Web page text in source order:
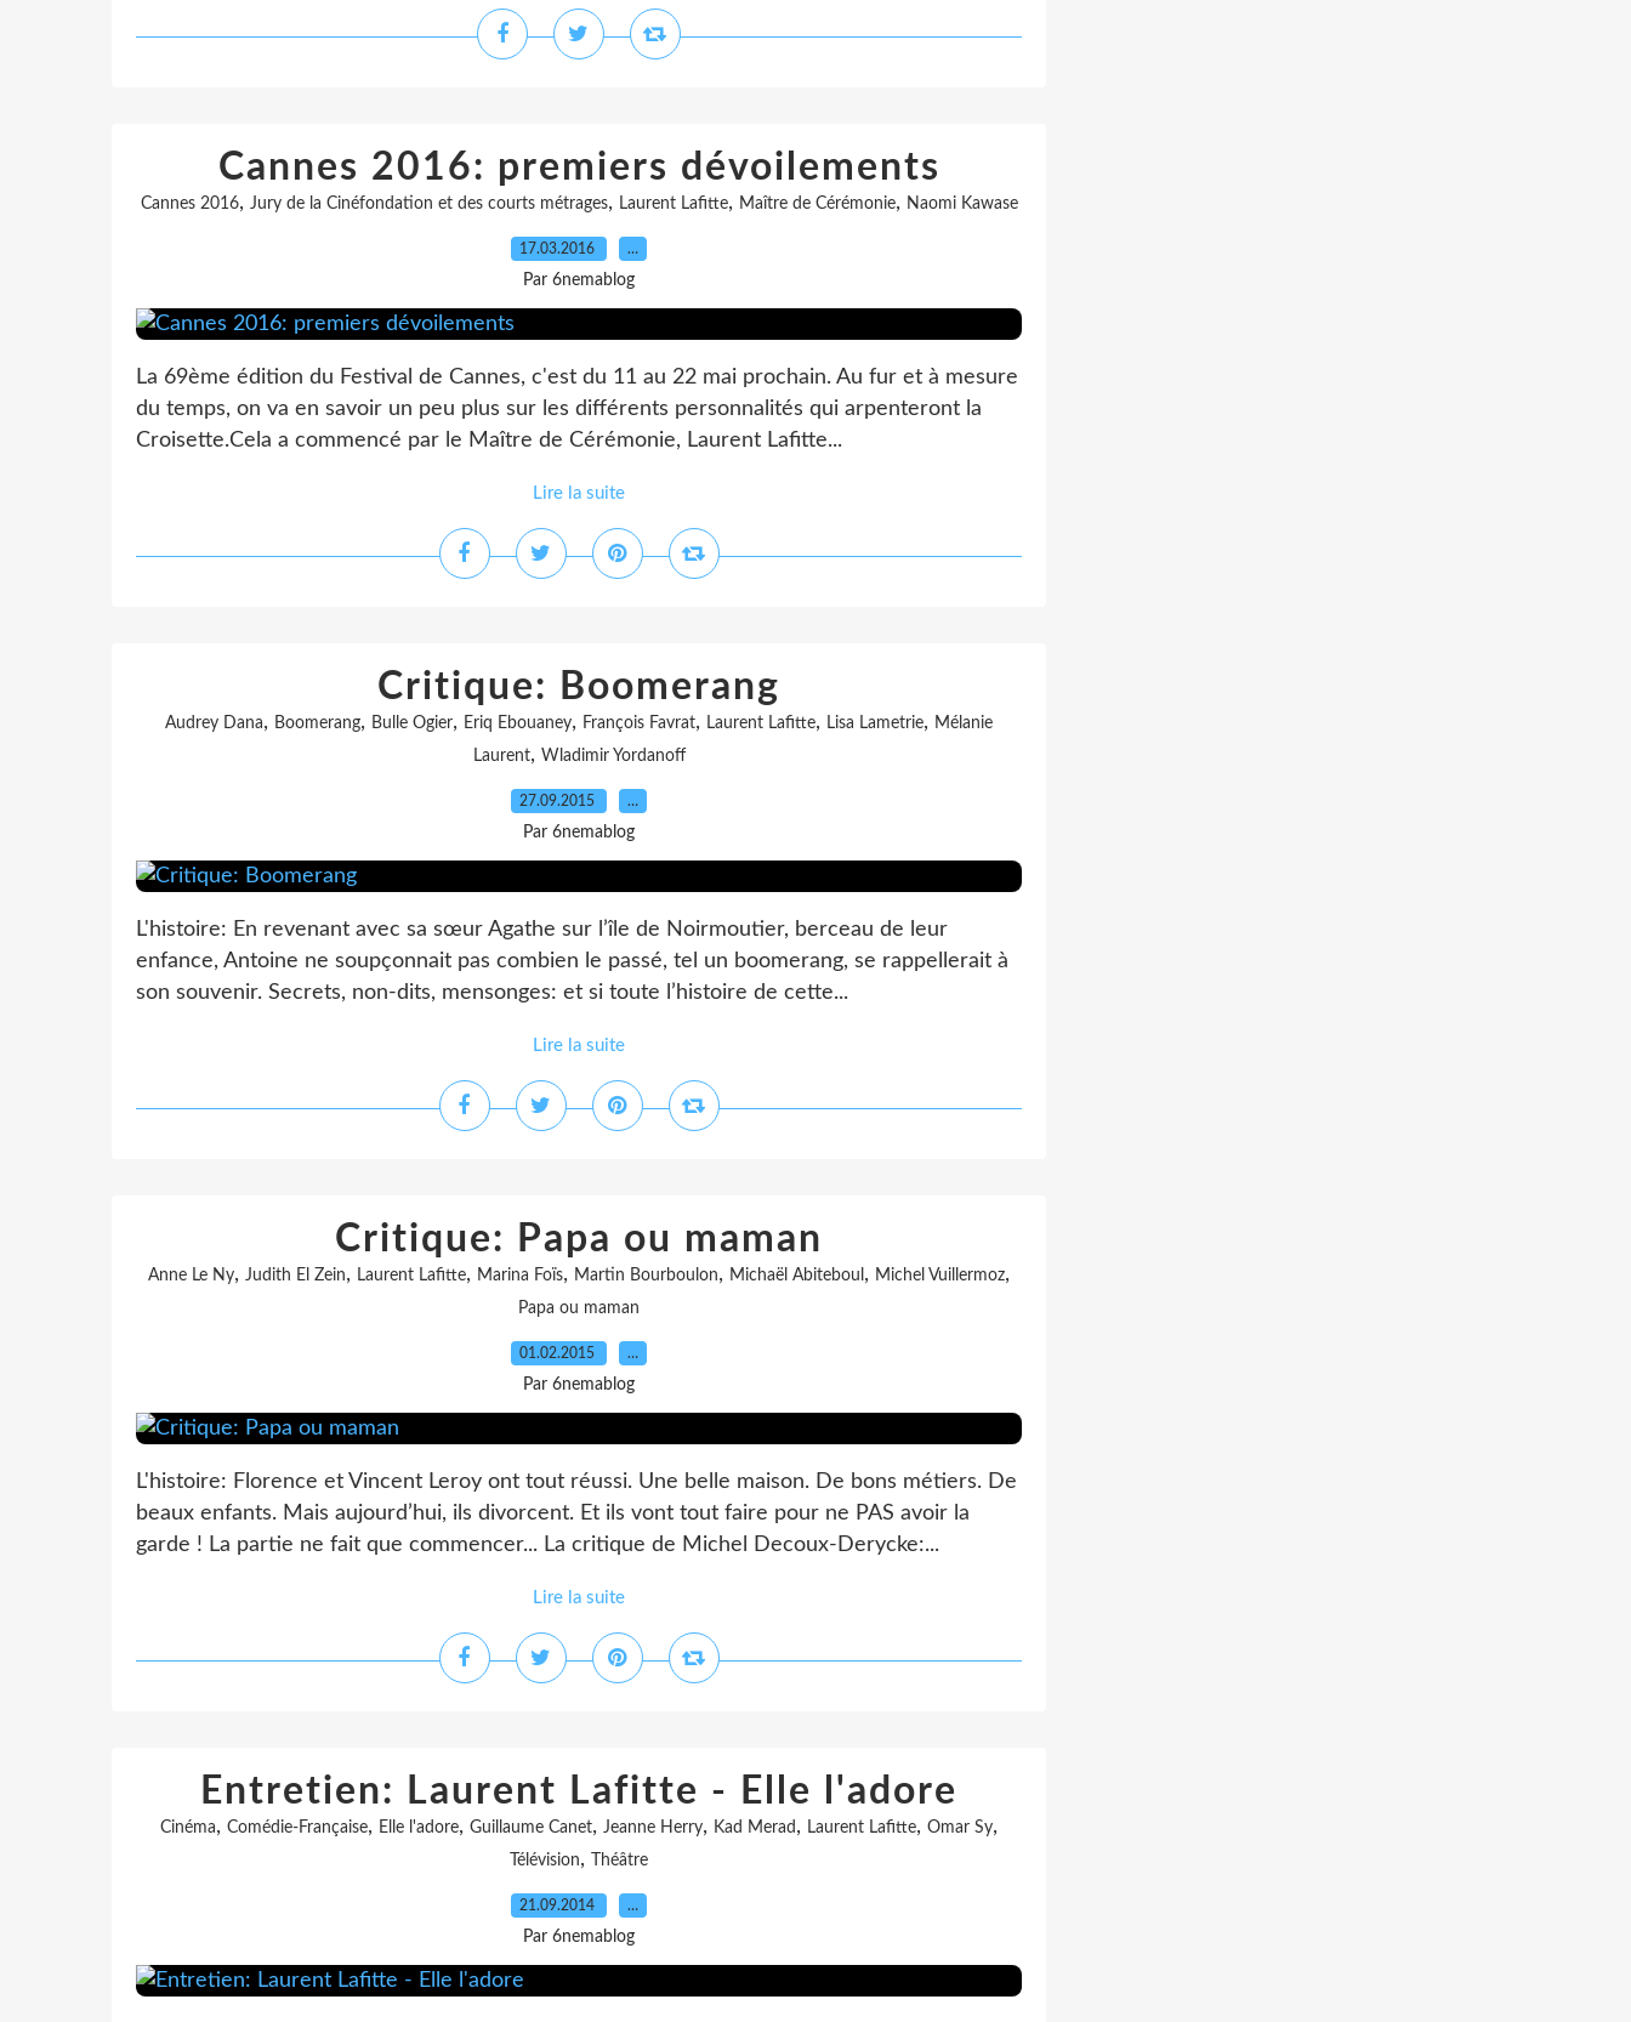
Cannes 2016: premiers dévoilements
Cannes 2016, Jury de la Cinéfondation et des courts métrages, Laurent Lafitte, Maître de Cérémonie, Naomi Kawase
17.03.2016 …
Par 6nemablog
La 69ème édition du Festival de Cannes, c'est du 11 au 22 mai prochain. Au fur et à mesure
du temps, on va en savoir un peu plus sur les différents personnalités qui arpenteront la
Croisette.Cela a commencé par le Maître de Cérémonie, Laurent Lafitte...
Lire la suite
Critique: Boomerang
Audrey Dana, Boomerang, Bulle Ogier, Eriq Ebouaney, François Favrat, Laurent Lafitte, Lisa Lametrie, Mélanie
Laurent, Wladimir Yordanoff
27.09.2015 …
Par 6nemablog
L'histoire: En revenant avec sa sœur Agathe sur l’île de Noirmoutier, berceau de leur
enfance, Antoine ne soupçonnait pas combien le passé, tel un boomerang, se rappellerait à
son souvenir. Secrets, non-dits, mensonges: et si toute l’histoire de cette...
Lire la suite
Critique: Papa ou maman
Anne Le Ny, Judith El Zein, Laurent Lafitte, Marina Foïs, Martin Bourboulon, Michaël Abiteboul , Michel Vuillermoz,
Papa ou maman
01.02.2015 …
Par 6nemablog
L'histoire: Florence et Vincent Leroy ont tout réussi. Une belle maison. De bons métiers. De
beaux enfants. Mais aujourd’hui, ils divorcent. Et ils vont tout faire pour ne PAS avoir la
garde ! La partie ne fait que commencer... La critique de Michel Decoux-Derycke:...
Lire la suite
Entretien: Laurent Lafitte - Elle l'adore
Cinéma, Comédie-Française, Elle l'adore, Guillaume Canet, Jeanne Herry, Kad Merad , Laurent Lafitte, Omar Sy,
Télévision, Théâtre
21.09.2014 …
Par 6nemablog